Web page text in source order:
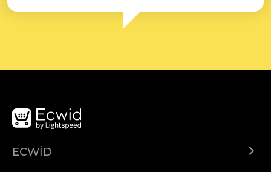
ECWID